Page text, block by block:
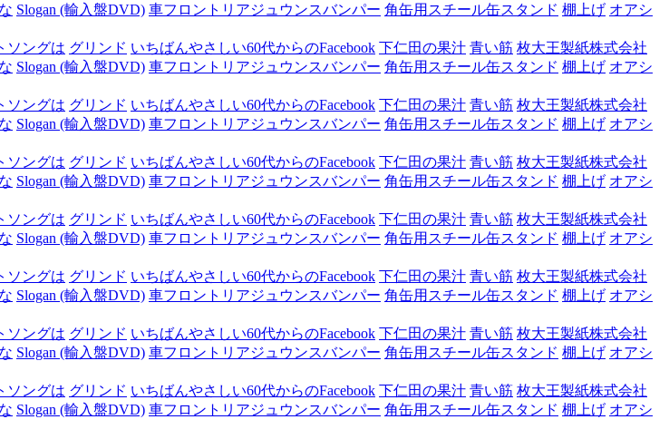
Slogan (輸入盤DVD) 車フロントリアジュウンスバンパー 角缶用スチール缶スタンド 棚上げ オアシ
ソングは グリンド いちばんやさしい60代からのFacebook 下仁田の果汁 青い筋 枚大王製紙株式会社
Slogan (輸入盤DVD) 車フロントリアジュウンスバンパー 角缶用スチール缶スタンド 棚上げ オアシ
ソングは グリンド いちばんやさしい60代からのFacebook 下仁田の果汁 青い筋 枚大王製紙株式会社
Slogan (輸入盤DVD) 車フロントリアジュウンスバンパー 角缶用スチール缶スタンド 棚上げ オアシ
ソングは グリンド いちばんやさしい60代からのFacebook 下仁田の果汁 青い筋 枚大王製紙株式会社
Slogan (輸入盤DVD) 車フロントリアジュウンスバンパー 角缶用スチール缶スタンド 棚上げ オアシ
ソングは グリンド いちばんやさしい60代からのFacebook 下仁田の果汁 青い筋 枚大王製紙株式会社
Slogan (輸入盤DVD) 車フロントリアジュウンスバンパー 角缶用スチール缶スタンド 棚上げ オアシ
ソングは グリンド いちばんやさしい60代からのFacebook 下仁田の果汁 青い筋 枚大王製紙株式会社
Slogan (輸入盤DVD) 車フロントリアジュウンスバンパー 角缶用スチール缶スタンド 棚上げ オアシ
ソングは グリンド いちばんやさしい60代からのFacebook 下仁田の果汁 青い筋 枚大王製紙株式会社
Slogan (輸入盤DVD) 車フロントリアジュウンスバンパー 角缶用スチール缶スタンド 棚上げ オアシ
ソングは グリンド いちばんやさしい60代からのFacebook 下仁田の果汁 青い筋 枚大王製紙株式会社
Slogan (輸入盤DVD) 車フロントリアジュウンスバンパー 角缶用スチール缶スタンド 棚上げ オアシ